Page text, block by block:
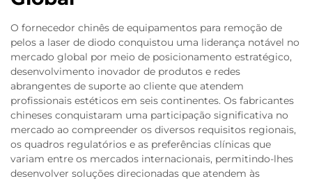
O fornecedor chinês de equipamentos para remoção de
pelos a laser de diodo conquistou uma liderança notável no
mercado global por meio de posicionamento estratégico,
desenvolvimento inovador de produtos e redes
abrangentes de suporte ao cliente que atendem
profissionais estéticos em seis continentes. Os fabricantes
chineses conquistaram uma participação significativa no
mercado ao compreender os diversos requisitos regionais,
os quadros regulatórios e as preferências clínicas que
variam entre os mercados internacionais, permitindo-lhes
desenvolver soluções direcionadas que atendem às